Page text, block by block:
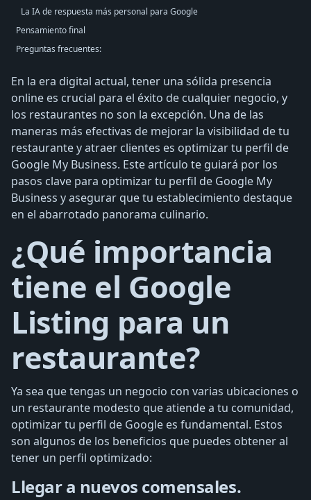
La IA de respuesta más personal para Google
Pensamiento final
Preguntas frecuentes:
En la era digital actual, tener una sólida presencia
online es crucial para el éxito de cualquier negocio, y
los restaurantes no son la excepción. Una de las
maneras más efectivas de mejorar la visibilidad de tu
restaurante y atraer clientes es optimizar tu perfil de
Google My Business. Este artículo te guiará por los
pasos clave para optimizar tu perfil de Google My
Business y asegurar que tu establecimiento destaque
en el abarrotado panorama culinario.
¿Qué importancia
tiene el Google
Listing para un
restaurante?
Ya sea que tengas un negocio con varias ubicaciones o
un restaurante modesto que atiende a tu comunidad,
optimizar tu perfil de Google es fundamental. Estos
son algunos de los beneficios que puedes obtener al
tener un perfil optimizado:
Llegar a nuevos comensales.